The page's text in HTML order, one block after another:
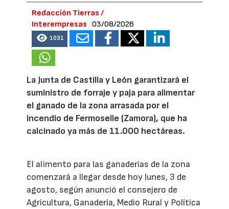
Redacción Tierras /
Interempresas
03/08/2026
1031
La Junta de Castilla y León garantizará el
suministro de forraje y paja para alimentar
el ganado de la zona arrasada por el
incendio de Fermoselle (Zamora), que ha
calcinado ya más de 11.000 hectáreas.
El alimento para las ganaderías de la zona
comenzará a llegar desde hoy lunes, 3 de
agosto, según anunció el consejero de
Agricultura, Ganadería, Medio Rural y Política